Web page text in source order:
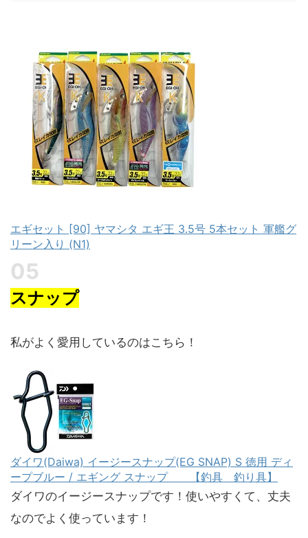
エギセット [90] ヤマシタ エギ王 3.5号 5本セット 軍艦グ
リーン入り (N1)
スナップ
私がよく愛用しているのはこちら！
ダイワ(Daiwa) イージースナップ(EG SNAP) S 徳用 ディ
ープブルー / エギング スナップ 【釣具 釣り具】
ダイワのイージースナップです！使いやすくて、丈夫
なのでよく使っています！